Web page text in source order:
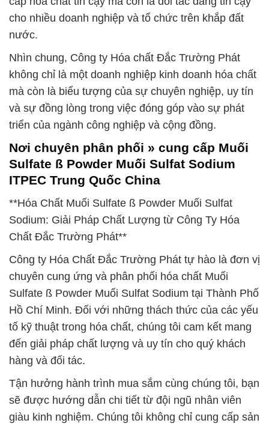
cho nhiều doanh nghiệp và tổ chức trên khắp đất
nước.
Nhìn chung, Công ty Hóa chất Đắc Trường Phát
không chỉ là một doanh nghiệp kinh doanh hóa chất
mà còn là biểu tượng của sự chuyên nghiệp, uy tín
và sự đồng lòng trong việc đóng góp vào sự phát
triển của ngành công nghiệp và cộng đồng.
Nơi chuyên phân phối » cung cấp Muối
Sulfate ß Powder Muối Sulfat Sodium
ITPEC Trung Quốc China
**Hóa Chất Muối Sulfate ß Powder Muối Sulfat
Sodium: Giải Pháp Chất Lượng từ Công Ty Hóa
Chất Đắc Trường Phát**
Công ty Hóa Chất Đắc Trường Phát tự hào là đơn vị
chuyên cung ứng và phân phối hóa chất Muối
Sulfate ß Powder Muối Sulfat Sodium tại Thành Phố
Hồ Chí Minh. Đối với những thách thức của các yếu
tố kỹ thuật trong hóa chất, chúng tôi cam kết mang
đến giải pháp chất lượng và uy tín cho quý khách
hàng và đối tác.
Tận hưởng hành trình mua sắm cùng chúng tôi, bạn
sẽ được hướng dẫn chi tiết từ đội ngũ nhân viên
giàu kinh nghiệm. Chúng tôi không chỉ cung cấp sản